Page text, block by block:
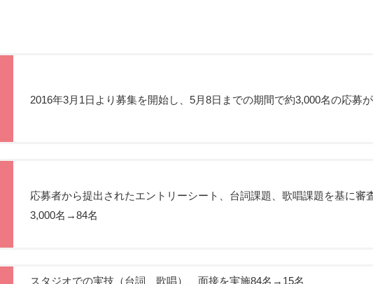
2016年3月1日より募集を開始し、5月8日までの期間で約3,000名の応募
応募者から提出されたエントリーシート、台詞課題、歌唱課題を基に審
3,000名→84名
スタジオでの実技（台詞、歌唱）、面接を実施84名→15名